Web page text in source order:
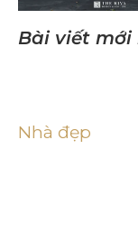
Bài viết
Nhà đẹp